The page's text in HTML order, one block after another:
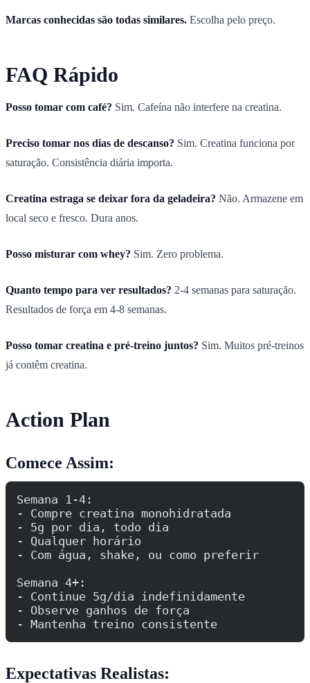
Marcas conhecidas são todas similares. Escolha pelo preço.
FAQ Rápido
Posso tomar com café? Sim. Cafeína não interfere na creatina.
Preciso tomar nos dias de descanso? Sim. Creatina funciona por
saturação. Consistência diária importa.
Creatina estraga se deixar fora da geladeira? Não. Armazene em
local seco e fresco. Dura anos.
Posso misturar com whey? Sim. Zero problema.
Quanto tempo para ver resultados? 2-4 semanas para saturação.
Resultados de força em 4-8 semanas.
Posso tomar creatina e pré-treino juntos? Sim. Muitos pré-treinos
já contêm creatina.
Action Plan
Comece Assim:
Semana 1-4:
- Compre creatina monohidratada
- 5g por dia, todo dia
- Qualquer horário
- Com água, shake, ou como preferir
Semana 4+:
- Continue 5g/dia indefinidamente
- Observe ganhos de força
- Mantenha treino consistente
Expectativas Realistas: